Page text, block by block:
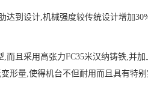
达到设计,机械强度较传统设计增加
而且采用高张力FC35米汉纳铸铁,并
形量,使得机台不但耐用而且具有特别